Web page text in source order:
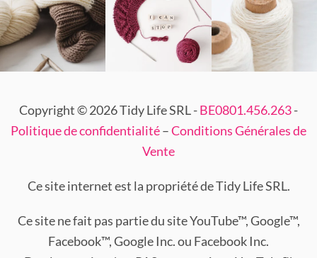
Copyright © 2026 Tidy Life SRL -BE0801.456.263-
Politique de confidentialité–Conditions Générales de
Vente
Ce site internet est la propriété de Tidy Life SRL.
Ce site ne fait pas partie du site YouTube™, Google™,
Facebook™, Google Inc. ou Facebook Inc.